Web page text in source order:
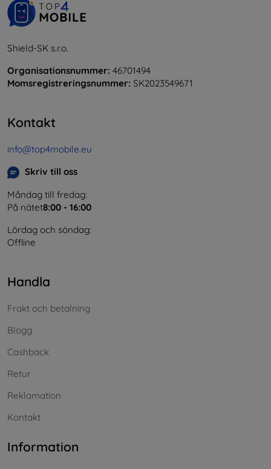
Shield-SK s.r.o.
Organisationsnummer: 46701494
Momsregistreringsnummer: SK2023549671
Kontakt
info@top4mobile.eu
Skriv till oss
Måndag till fredag:
På nätet8:00 - 16:00
Lördag och söndag:
Offline
Handla
Frakt och betalning
Blogg
Cashback
Retur
Reklamation
Kontakt
Information